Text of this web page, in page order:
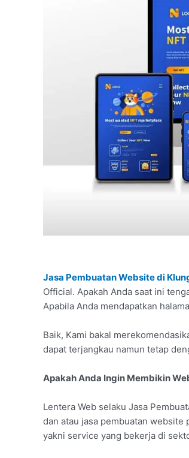
Jasa Pembuatan Website di
Official. Apakah Anda saat ini
Apabila Anda mendapatkan
Baik, Kami bakal
dapat terjangkau namun tetap
Apakah Anda Ingin Membikin
Lentera Web selaku Jasa
dan atau jasa pembuatan
yakni service yang bekerja di